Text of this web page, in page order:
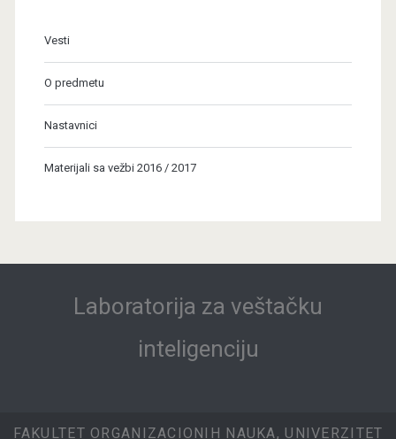
Vesti
O predmetu
Nastavnici
Materijali sa vežbi 2016 / 2017
Laboratorija za veštačku
inteligenciju
FAKULTET ORGANIZACIONIH NAUKA, UNIVERZITET